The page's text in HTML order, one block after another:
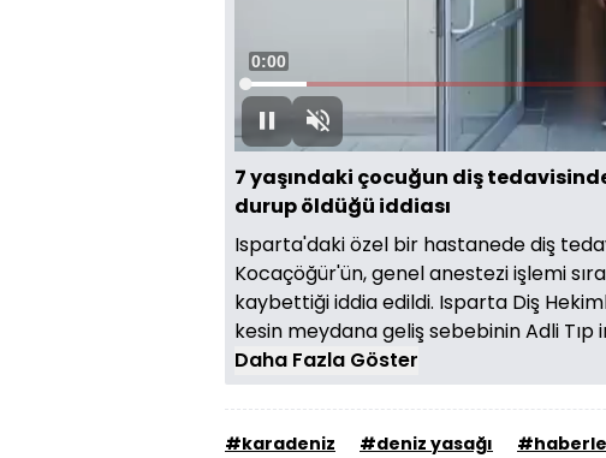
Oynat Sesi
Aç
Süre
0:00
Yüklendi:
8.32%
7 yaşındaki çocuğun diş
durup öldüğü iddiası
Isparta'daki özel bir hastanede diş
Kocaçöğür'ün, genel anestezi işlemi
kaybettiği iddia edildi. Isparta Diş
kesin meydana geliş sebebinin Adli Tıp
Daha Fazla Göster
#karadeniz #deniz yasağı